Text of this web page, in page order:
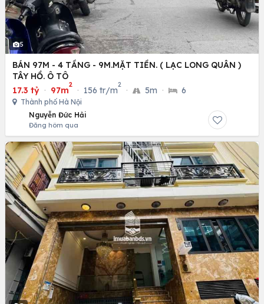
5
BÁN 97M - 4 TẦNG - 9M.MẶT TIỀN. ( LẠC LONG QUÂN )
TÂY HỒ. Ô TÔ
17.3 tỷ · 97m
2
· 156 tr/m
2
· 5m · 6
Thành phố Hà Nội
Nguyễn Đức Hải
Đăng hôm qua